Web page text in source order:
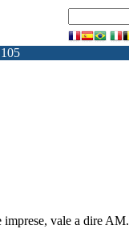
imprese, vale a dire AM.